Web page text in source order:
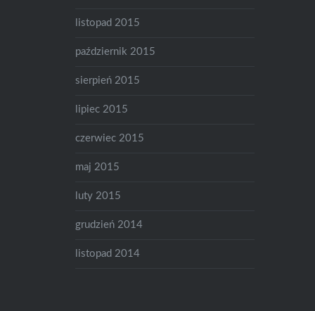
listopad 2015
październik 2015
sierpień 2015
lipiec 2015
czerwiec 2015
maj 2015
luty 2015
grudzień 2014
listopad 2014